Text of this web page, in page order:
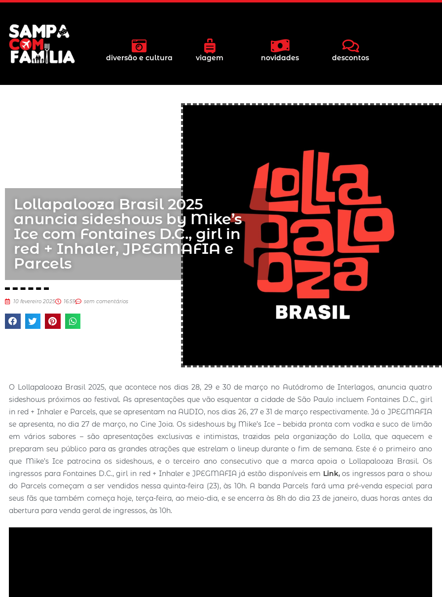
diversão e cultura viagem novidades descontos
Lollapalooza Brasil 2025
anuncia sideshows by Mike’s
Ice com Fontaines D.C., girl in
red + Inhaler, JPEGMAFIA e
Parcels
10 fevereiro 2025 16:59 sem comentários
O Lollapalooza Brasil 2025, que acontece nos dias 28, 29 e 30 de março no Autódromo de Interlagos, anuncia quatro
sideshows próximos ao festival. As apresentações que vão esquentar a cidade de São Paulo incluem Fontaines D.C., girl
in red + Inhaler e Parcels, que se apresentam na AUDIO, nos dias 26, 27 e 31 de março respectivamente. Já o JPEGMAFIA
se apresenta, no dia 27 de março, no Cine Joia. Os sideshows by Mike’s Ice – bebida pronta com vodka e suco de limão
em vários sabores – são apresentações exclusivas e intimistas, trazidas pela organização do Lolla, que aquecem e
preparam seu público para as grandes atrações que estrelam o lineup durante o fim de semana. Este é o primeiro ano
que Mike’s Ice patrocina os sideshows, e o terceiro ano consecutivo que a marca apoia o Lollapalooza Brasil. Os
ingressos para Fontaines D.C., girl in red + Inhaler e JPEGMAFIA já estão disponíveis em Link,os ingressos para o show
do Parcels começam a ser vendidos nessa quinta-feira (23), às 10h. A banda Parcels fará uma pré-venda especial para
seus fãs que também começa hoje, terça-feira, ao meio-dia, e se encerra às 8h do dia 23 de janeiro, duas horas antes da
abertura para venda geral de ingressos, às 10h.